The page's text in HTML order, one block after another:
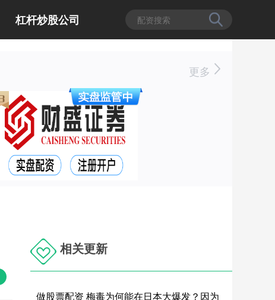
杠杆炒股公司
更多
相关更新
做股票配资 梅毒为何能在日本大爆发？因为